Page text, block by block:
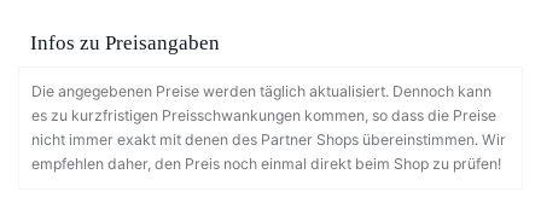
Infos zu Preisangaben
Die angegebenen Preise werden täglich aktualisiert. Dennoch kann
es zu kurzfristigen Preisschwankungen kommen, so dass die Preise
nicht immer exakt mit denen des Partner Shops übereinstimmen. Wir
empfehlen daher, den Preis noch einmal direkt beim Shop zu prüfen!